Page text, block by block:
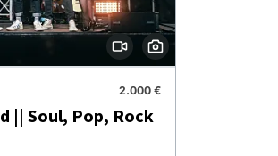
2.000 €
|| Soul, Pop, Rock